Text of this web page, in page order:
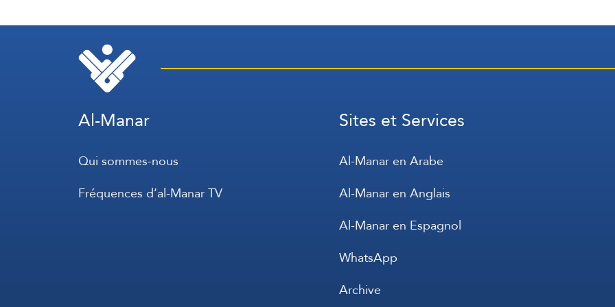
Al-Manar
Qui sommes-nous
Fréquences d’al-Manar TV
Sites et Services
Al-Manar en Arabe
Al-Manar en Anglais
Al-Manar en Espagnol
WhatsApp
Archive